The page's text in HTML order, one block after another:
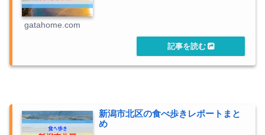
gatahome.com
新潟市北区の食べ歩きレポートまと
め